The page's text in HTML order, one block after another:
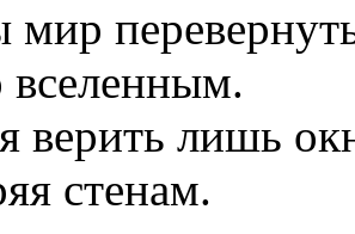
вселенным.
верить лишь
стенам.